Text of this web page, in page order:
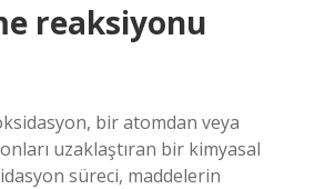
reaksiyonu
bir atomdan veya
uzaklaştıran bir kimyasal
süreci, maddelerin